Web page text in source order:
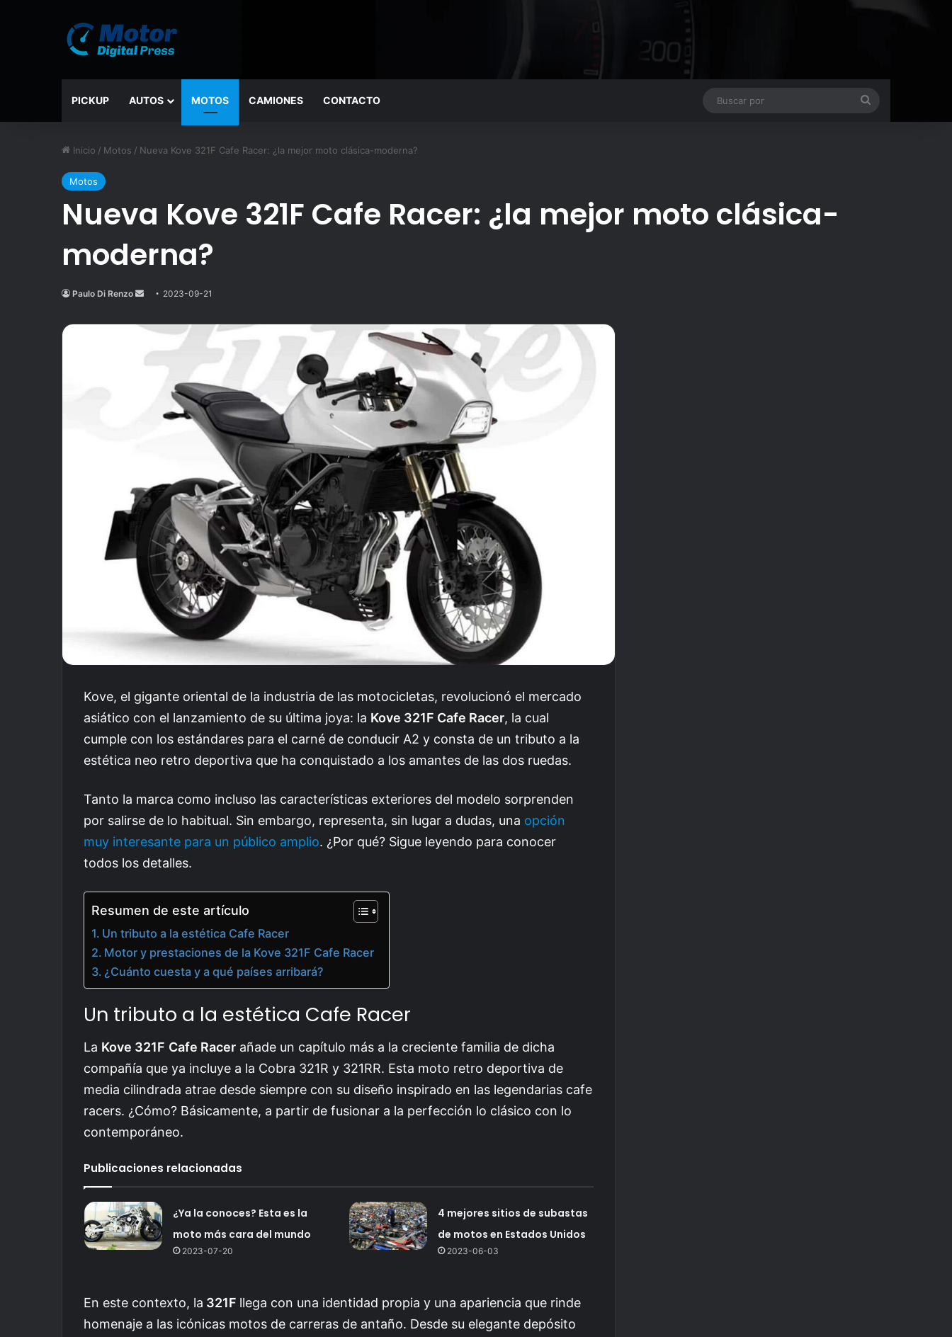
PICKUP AUTOS MOTOS CAMIONES CONTACTO
Inicio / Motos / Nueva Kove 321F Cafe Racer: ¿la mejor moto clásica-moderna?
Motos
Nueva Kove 321F Cafe Racer: ¿la mejor moto clásica-
moderna?
Paulo Di Renzo
Send
email
2023-09-21
Kove, el gigante oriental de la industria de las motocicletas, revolucionó el mercado
asiático con el lanzamiento de su última joya: la Kove 321F Cafe Racer, la cual
cumple con los estándares para el carné de conducir A2 y consta de un tributo a la
estética neo retro deportiva que ha conquistado a los amantes de las dos ruedas.
Tanto la marca como incluso las características exteriores del modelo sorprenden
por salirse de lo habitual. Sin embargo, representa, sin lugar a dudas, una opción
muy interesante para un público amplio. ¿Por qué? Sigue leyendo para conocer
todos los detalles.
Resumen de este artículo
Un tributo a la estética Cafe Racer
Motor y prestaciones de la Kove 321F Cafe Racer
¿Cuánto cuesta y a qué países arribará?
Un tributo a la estética Cafe Racer
La Kove 321F Cafe Racer añade un capítulo más a la creciente familia de dicha
compañía que ya incluye a la Cobra 321R y 321RR. Esta moto retro deportiva de
media cilindrada atrae desde siempre con su diseño inspirado en las legendarias cafe
racers. ¿Cómo? Básicamente, a partir de fusionar a la perfección lo clásico con lo
contemporáneo.
Publicaciones relacionadas
¿Ya la conoces? Esta es la
moto más cara del mundo
2023-07-20
4 mejores sitios de subastas
de motos en Estados Unidos
2023-06-03
En este contexto, la 321F llega con una identidad propia y una apariencia que rinde
homenaje a las icónicas motos de carreras de antaño. Desde su elegante depósito